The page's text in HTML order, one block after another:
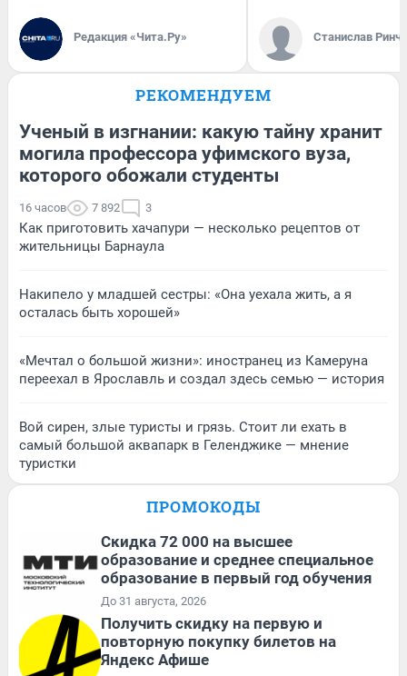
Редакция «Чита.Ру» Станислав
РЕКОМЕНДУЕМ
Ученый в изгнании: какую тайну хранит
могила профессора уфимского вуза,
которого обожали студенты
16 часов 7 892 3
Как приготовить хачапури — несколько рецептов от
жительницы Барнаула
Накипело у младшей сестры: «Она уехала жить, а я
осталась быть хорошей»
«Мечтал о большой жизни»: иностранец из Камеруна
переехал в Ярославль и создал здесь семью — история
Вой сирен, злые туристы и грязь. Стоит ли ехать в
самый большой аквапарк в Геленджике — мнение
туристки
ПРОМОКОДЫ
Скидка 72 000 на высшее
образование и среднее специальное
образование в первый год обучения
До 31 августа, 2026
Получить скидку на первую и
повторную покупку билетов на
Яндекс Афише